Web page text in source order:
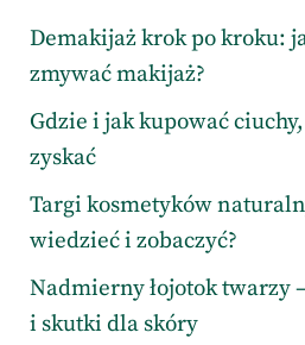
Demakijaż krok po kroku:
zmywać makijaż?
Gdzie i jak kupować
zyskać
Targi kosmetyków
wiedzieć i zobaczyć?
Nadmierny łojotok twarzy
i skutki dla skóry